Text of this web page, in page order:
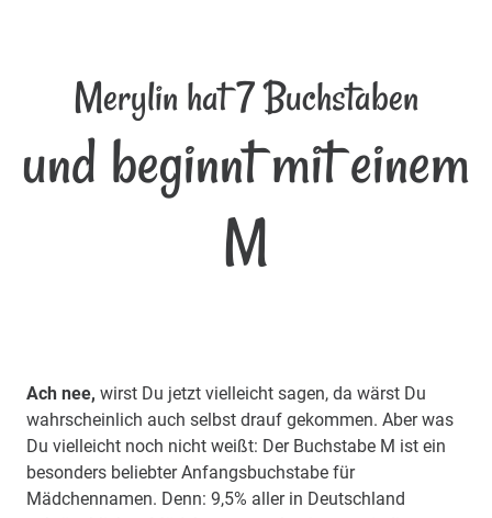
Merylin hat 7 Buchstaben
und beginnt mit einem
M
Ach nee, wirst Du jetzt vielleicht sagen, da wärst Du
wahrscheinlich auch selbst drauf gekommen. Aber was
Du vielleicht noch nicht weißt: Der Buchstabe M ist ein
besonders beliebter Anfangsbuchstabe für
Mädchennamen. Denn: 9,5% aller in Deutschland